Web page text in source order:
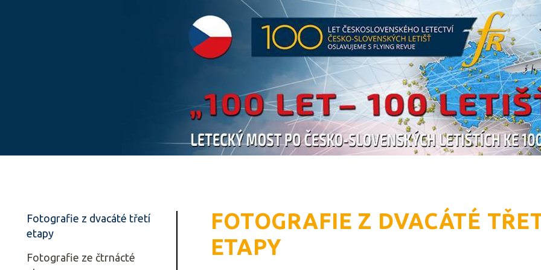
FOTOGRAFIE Z DVACÁTÉ
ETAPY
Fotografie z dvacáté třetí
etapy
Fotografie ze čtrnácté